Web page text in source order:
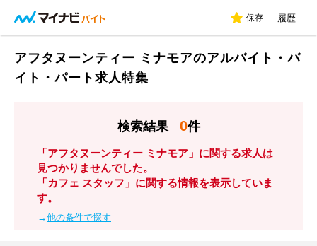
保存 履歴
アフタヌーンティー ミナモアのアルバイト・バ
イト・パート求人特集
検索結果 0件
「アフタヌーンティー ミナモア」に関する求人は
見つかりませんでした。
「カフェ スタッフ」に関する情報を表示していま
す。
→他の条件で探す